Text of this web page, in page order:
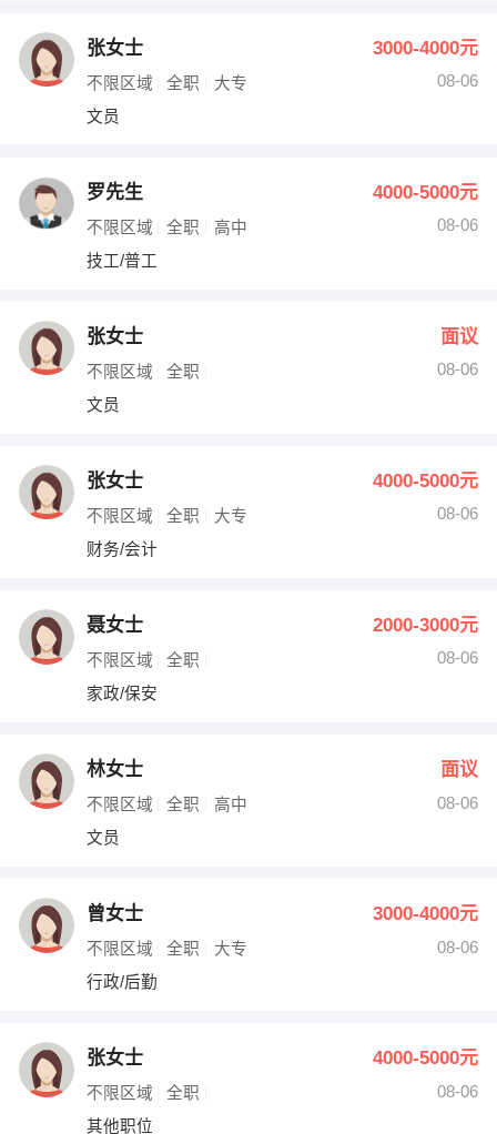
张女士 3000-4000元
不限区域 全职 大专
08-06
文员
罗先生 4000-5000元
不限区域 全职 高中
08-06
技工/普工
张女士 面议
不限区域 全职
08-06
文员
张女士 4000-5000元
不限区域 全职 大专
08-06
财务/会计
聂女士 2000-3000元
不限区域 全职
08-06
家政/保安
林女士 面议
不限区域 全职 高中
08-06
文员
曾女士 3000-4000元
不限区域 全职 大专
08-06
行政/后勤
张女士 4000-5000元
不限区域 全职
08-06
其他职位